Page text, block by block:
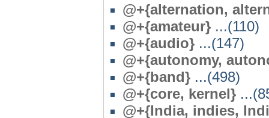
@+{alternation,
@+{amateur} ...(110)
@+{audio} ...(147)
@+{autonomy,
@+{band} ...(498)
@+{core, kernel}
@+{India, indies,